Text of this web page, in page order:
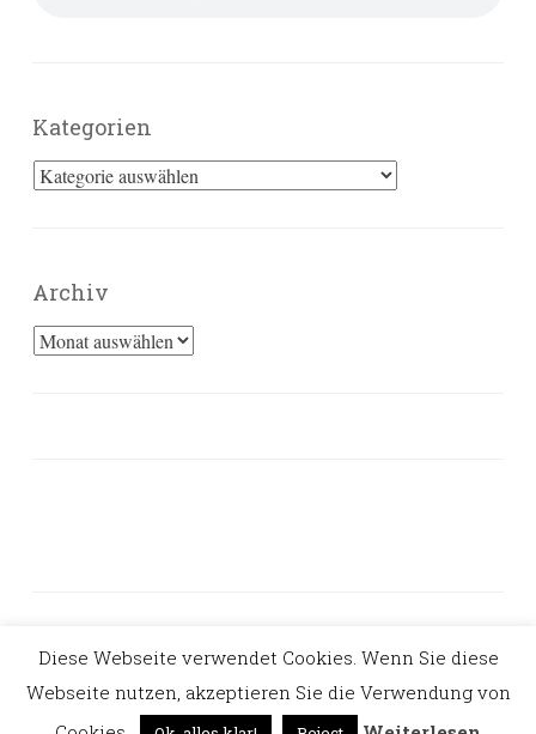
Kategorien
Kategorien
Archiv
Archiv
PROUDLY POWERED BY WORDPRESS
THEME: PENSCRATCH VONWORDPRESS.COM
Diese Webseite verwendet Cookies. Wenn Sie diese
Webseite nutzen, akzeptieren Sie die Verwendung von